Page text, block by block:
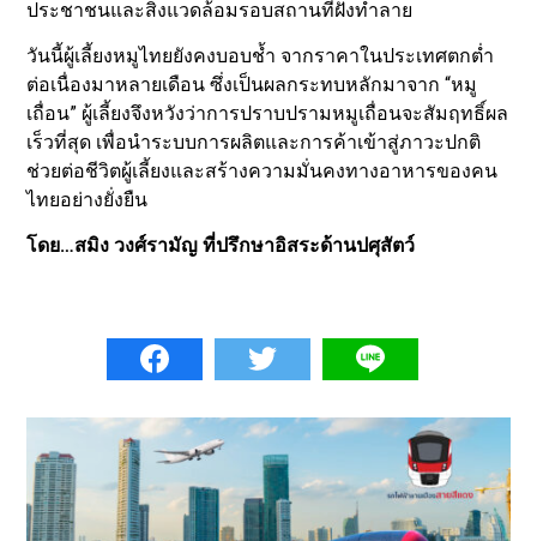
ประชาชนและสิ่งแวดล้อมรอบสถานที่ฝังทำลาย
วันนี้ผู้เลี้ยงหมูไทยยังคงบอบช้ำ จากราคาในประเทศตกต่ำ
ต่อเนื่องมาหลายเดือน ซึ่งเป็นผลกระทบหลักมาจาก “หมู
เถื่อน” ผู้เลี้ยงจึงหวังว่าการปราบปรามหมูเถื่อนจะสัมฤทธิ์ผล
เร็วที่สุด เพื่อนำระบบการผลิตและการค้าเข้าสู่ภาวะปกติ
ช่วยต่อชีวิตผู้เลี้ยงและสร้างความมั่นคงทางอาหารของคน
ไทยอย่างยั่งยืน
โดย…สมิง วงศ์รามัญ ที่ปรึกษาอิสระด้านปศุสัตว์